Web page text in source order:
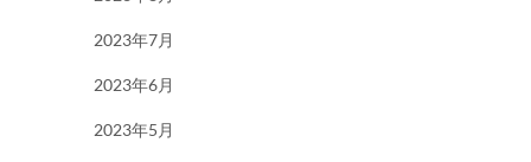
2023年7月
2023年6月
2023年5月